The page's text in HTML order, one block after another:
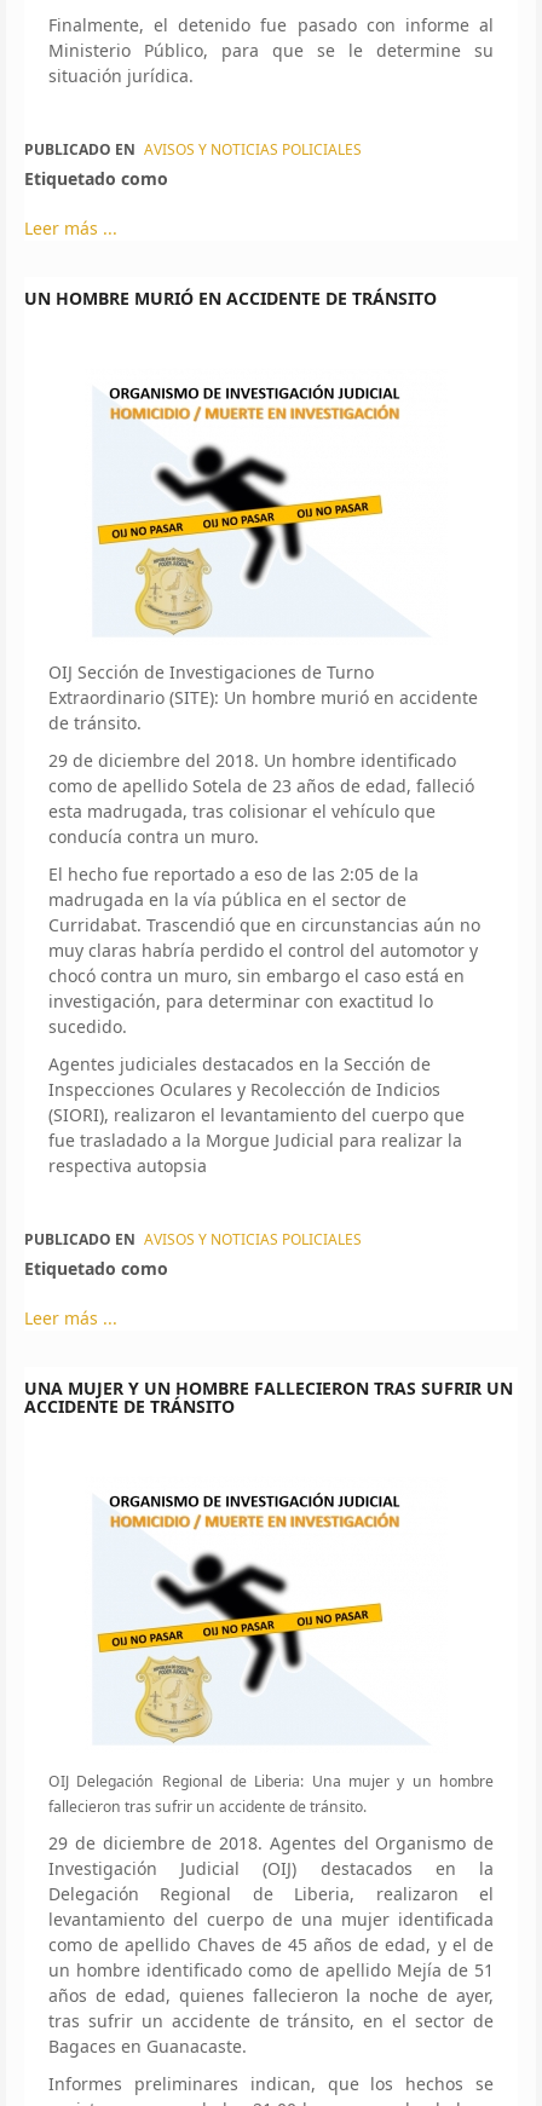
Finalmente, el detenido fue pasado con informe al
Ministerio Público, para que se le determine su
situación jurídica.
PUBLICADO EN AVISOS Y NOTICIAS POLICIALES
Etiquetado como
Leer más ...
UN HOMBRE MURIÓ EN ACCIDENTE DE TRÁNSITO
OIJ Sección de Investigaciones de Turno
Extraordinario (SITE): Un hombre murió en accidente
de tránsito.
29 de diciembre del 2018. Un hombre identificado
como de apellido Sotela de 23 años de edad, falleció
esta madrugada, tras colisionar el vehículo que
conducía contra un muro.
El hecho fue reportado a eso de las 2:05 de la
madrugada en la vía pública en el sector de
Curridabat. Trascendió que en circunstancias aún no
muy claras habría perdido el control del automotor y
chocó contra un muro, sin embargo el caso está en
investigación, para determinar con exactitud lo
sucedido.
Agentes judiciales destacados en la Sección de
Inspecciones Oculares y Recolección de Indicios
(SIORI), realizaron el levantamiento del cuerpo que
fue trasladado a la Morgue Judicial para realizar la
respectiva autopsia
PUBLICADO EN AVISOS Y NOTICIAS POLICIALES
Etiquetado como
Leer más ...
UNA MUJER Y UN HOMBRE FALLECIERON TRAS SUFRIR UN
ACCIDENTE DE TRÁNSITO
OIJ Delegación Regional de Liberia: Una mujer y un hombre
fallecieron tras sufrir un accidente de tránsito.
29 de diciembre de 2018. Agentes del Organismo de
Investigación Judicial (OIJ) destacados en la
Delegación Regional de Liberia, realizaron el
levantamiento del cuerpo de una mujer identificada
como de apellido Chaves de 45 años de edad, y el de
un hombre identificado como de apellido Mejía de 51
años de edad, quienes fallecieron la noche de ayer,
tras sufrir un accidente de tránsito, en el sector de
Bagaces en Guanacaste.
Informes preliminares indican, que los hechos se